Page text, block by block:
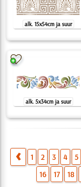
alk. 15x54cm ja suur
alk. 5x34cm ja suur
1 2 3 4 5
16
17 18